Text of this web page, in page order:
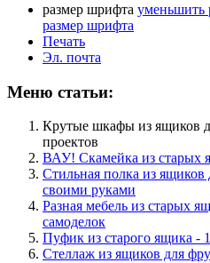
размер шрифта уменьшить
размер шрифта
Печать
Эл. почта
Меню статьи:
Крутые шкафы из ящиков
проектов
ВАУ! Скамейка из старых
Стильная полка из ящиков
своими руками
Разная мебель из старых
самоделок
Пуфик из старого ящика -
Стеллаж из ящиков для